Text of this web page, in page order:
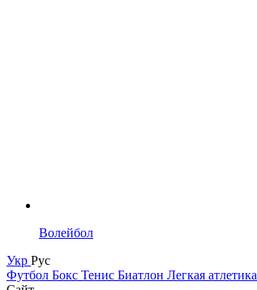
Волейбол
Укр Рус
Футбол Бокс Тенис Биатлон Легкая атлетика